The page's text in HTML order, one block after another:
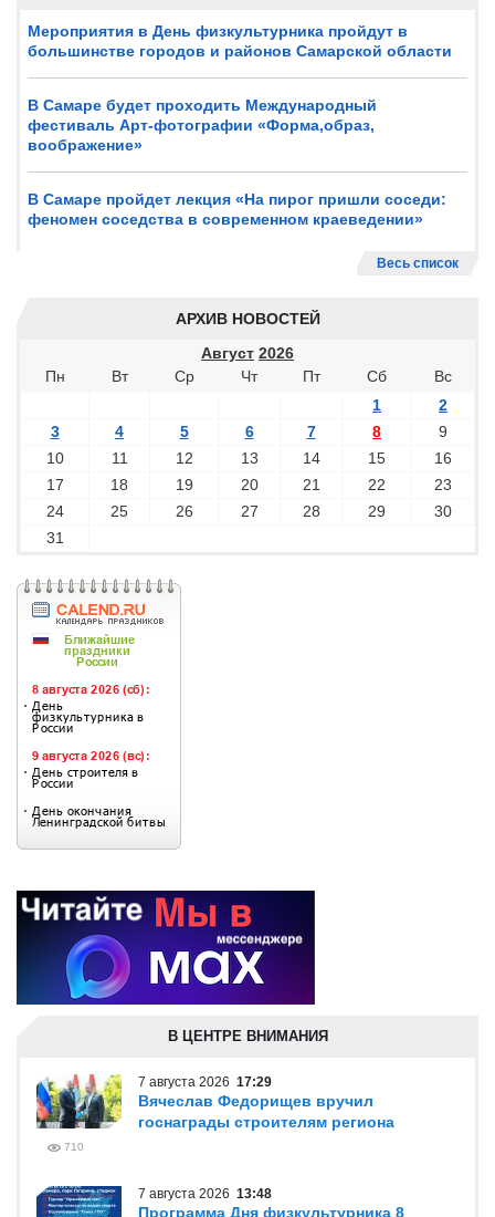
Мероприятия в День физкультурника пройдут в
большинстве городов и районов Самарской области
В Самаре будет проходить Международный
фестиваль Арт-фотографии «Форма,образ,
воображение»
В Самаре пройдет лекция «На пирог пришли соседи:
феномен соседства в современном краеведении»
Весь список
АРХИВ НОВОСТЕЙ
Август 2026
Пн
Вт Ср Чт Пт Сб
Вс
1
2
3
4 5 6 7 8
9
10
11 12 13 14 15
16
17
18 19 20 21 22
23
24
25 26 27 28 29
30
31
В ЦЕНТРЕ ВНИМАНИЯ
7 августа 2026 17:29
Вячеслав Федорищев вручил
госнаграды строителям региона
710
7 августа 2026 13:48
Программа Дня физкультурника 8